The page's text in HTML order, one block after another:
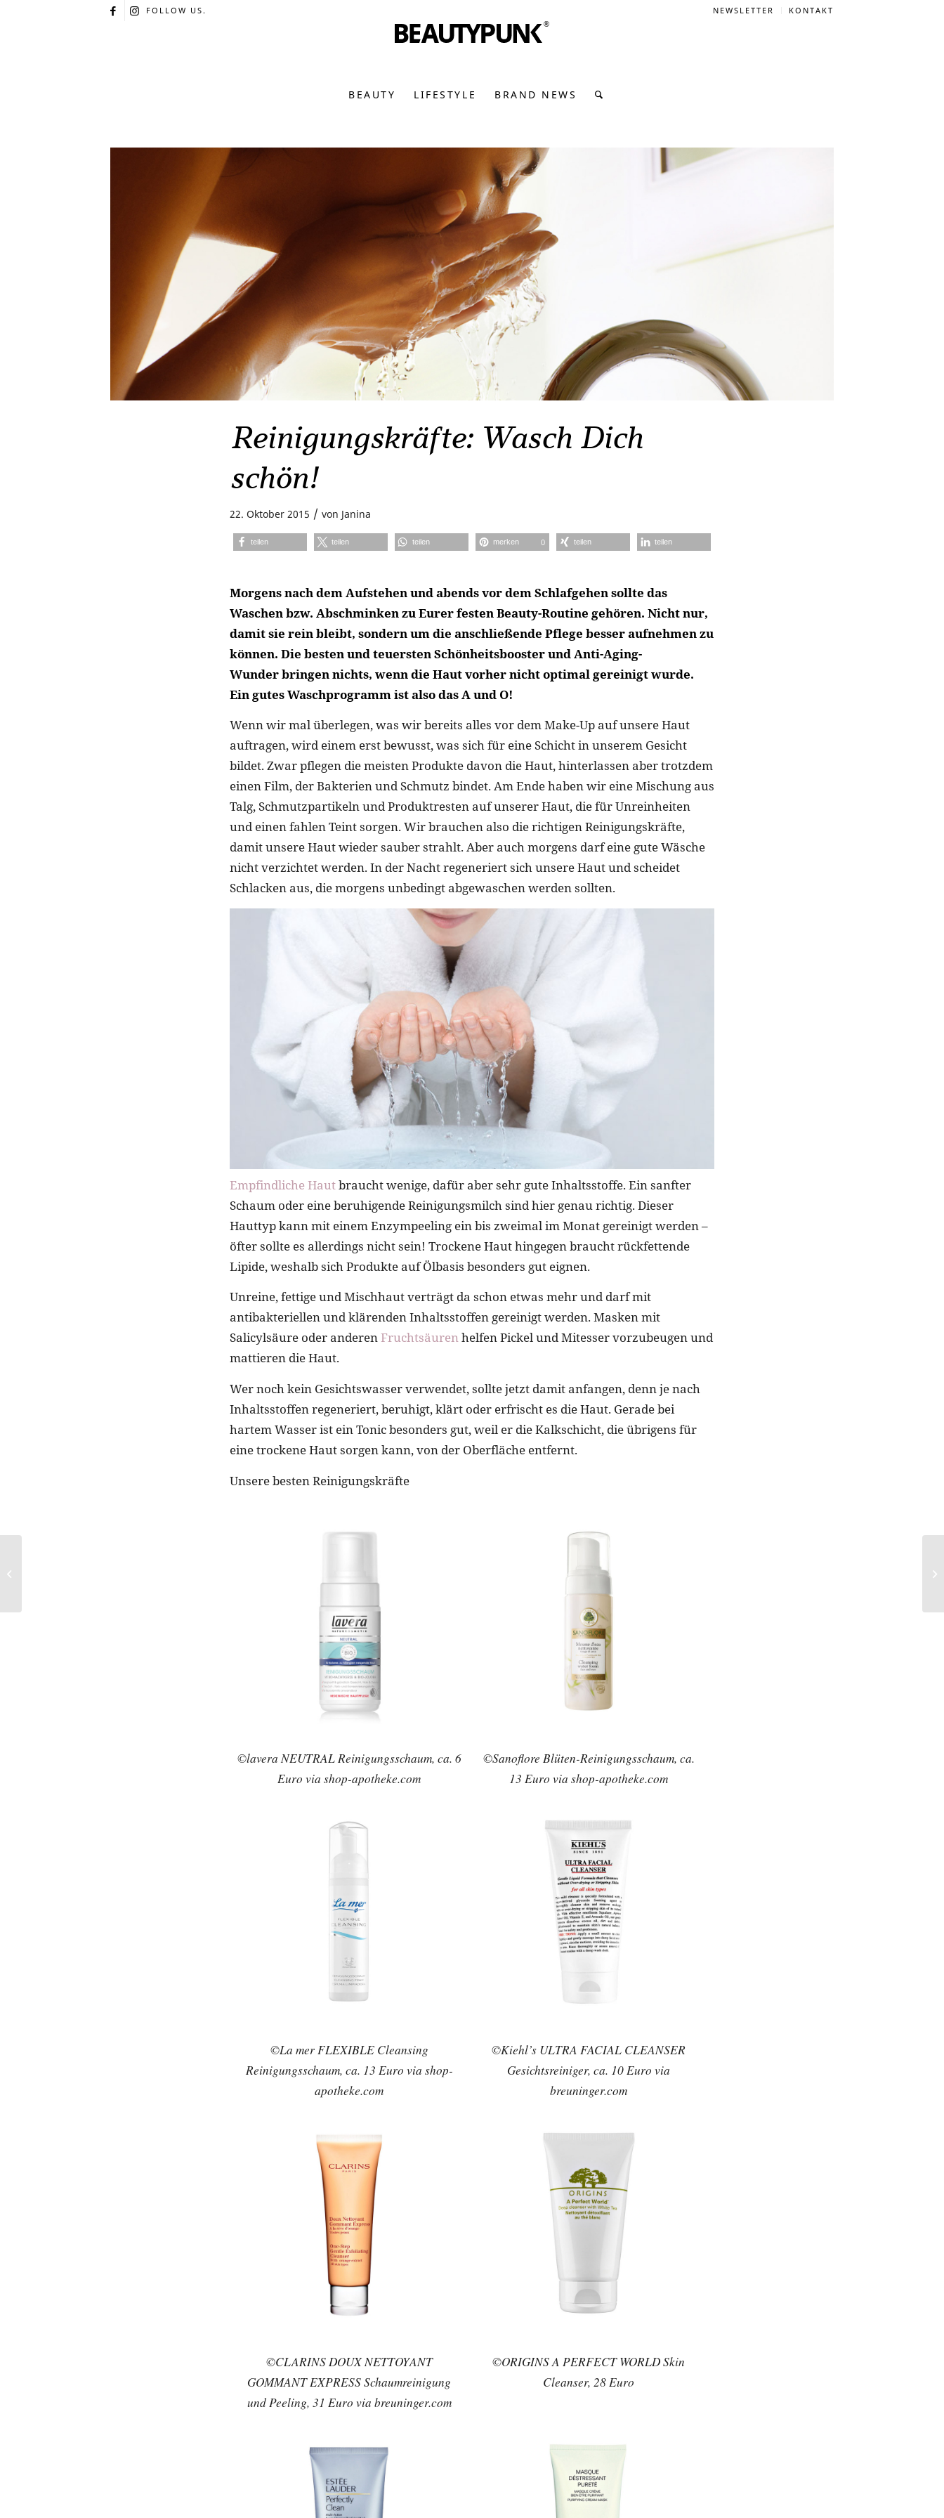
NEWSLETTER KONTAKT
FOLLOW US.
BEAUTY LIFESTYLE BRAND NEWS
Reinigungskräfte: Wasch Dich
schön!
22. Oktober 2015 / von Janina
teilen teilen teilen merken 0 teilen teilen
Morgens nach dem Aufstehen und abends vor dem Schlafgehen sollte das
Waschen bzw. Abschminken zu Eurer festen Beauty-Routine gehören. Nicht nur,
damit sie rein bleibt, sondern um die anschließende Pflege besser aufnehmen zu
können. Die besten und teuersten Schönheitsbooster und Anti-Aging-
Wunder bringen nichts, wenn die Haut vorher nicht optimal gereinigt wurde.
Ein gutes Waschprogramm ist also das A und O!
Wenn wir mal überlegen, was wir bereits alles vor dem Make-Up auf unsere Haut
auftragen, wird einem erst bewusst, was sich für eine Schicht in unserem Gesicht
bildet. Zwar pflegen die meisten Produkte davon die Haut, hinterlassen aber trotzdem
einen Film, der Bakterien und Schmutz bindet. Am Ende haben wir eine Mischung aus
Talg, Schmutzpartikeln und Produktresten auf unserer Haut, die für Unreinheiten
und einen fahlen Teint sorgen. Wir brauchen also die richtigen Reinigungskräfte,
damit unsere Haut wieder sauber strahlt. Aber auch morgens darf eine gute Wäsche
nicht verzichtet werden. In der Nacht regeneriert sich unsere Haut und scheidet
Schlacken aus, die morgens unbedingt abgewaschen werden sollten.
Empfindliche Hautbraucht wenige, dafür aber sehr gute Inhaltsstoffe. Ein sanfter
Schaum oder eine beruhigende Reinigungsmilch sind hier genau richtig. Dieser
Hauttyp kann mit einem Enzympeeling ein bis zweimal im Monat gereinigt werden –
öfter sollte es allerdings nicht sein! Trockene Haut hingegen braucht rückfettende
Lipide, weshalb sich Produkte auf Ölbasis besonders gut eignen.
Unreine, fettige und Mischhaut verträgt da schon etwas mehr und darf mit
antibakteriellen und klärenden Inhaltsstoffen gereinigt werden. Masken mit
Salicylsäure oder anderenFruchtsäurenhelfen Pickel und Mitesser vorzubeugen und
mattieren die Haut.
Wer noch kein Gesichtswasser verwendet, sollte jetzt damit anfangen, denn je nach
Inhaltsstoffen regeneriert, beruhigt, klärt oder erfrischt es die Haut. Gerade bei
hartem Wasser ist ein Tonic besonders gut, weil er die Kalkschicht, die übrigens für
eine trockene Haut sorgen kann, von der Oberfläche entfernt.
Unsere besten Reinigungskräfte
©lavera NEUTRAL Reinigungsschaum, ca. 6
Euro via shop-apotheke.com
©Sanoflore Blüten-Reinigungsschaum, ca.
13 Euro via shop-apotheke.com
©La mer FLEXIBLE Cleansing
Reinigungsschaum, ca. 13 Euro via shop-
apotheke.com
©Kiehl’s ULTRA FACIAL CLEANSER
Gesichtsreiniger, ca. 10 Euro via
breuninger.com
©CLARINS DOUX NETTOYANT
GOMMANT EXPRESS Schaumreinigung
und Peeling, 31 Euro via breuninger.com
©ORIGINS A PERFECT WORLD Skin
Cleanser, 28 Euro